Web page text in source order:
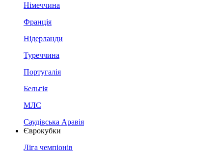
Німеччина
Франція
Нідерланди
Туреччина
Португалія
Бельгія
МЛС
Саудівська Аравія
Єврокубки
Ліга чемпіонів